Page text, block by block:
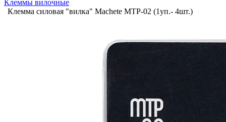
Клеммы вилочные
Клемма силовая "вилка" Machete MTP-02 (1уп.- 4шт.)